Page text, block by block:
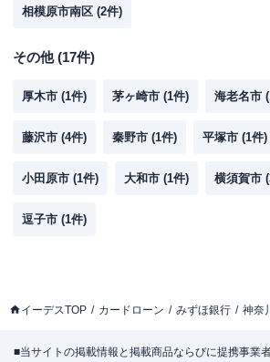
相模原市南区 (2件)
その他(17件)
厚木市 (1件) 茅ヶ崎市 (1件) 海老名市 (
藤沢市 (4件) 秦野市 (1件) 平塚市 (1件)
小田原市 (1件) 大和市 (1件) 横須賀市 (
逗子市 (1件)
イーデスTOP カードローン みずほ銀行 神奈
■当サイトの掲載情報と掲載商品ならびに提携事業